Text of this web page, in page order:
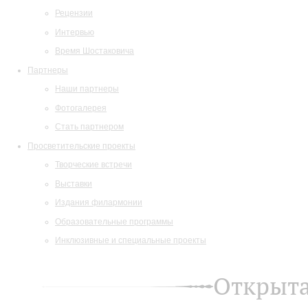
Рецензии
Интервью
Время Шостаковича
Партнеры
Наши партнеры
Фотогалерея
Стать партнером
Просветительские проекты
Творческие встречи
Выставки
Издания филармонии
Образовательные программы
Инклюзивные и специальные проекты